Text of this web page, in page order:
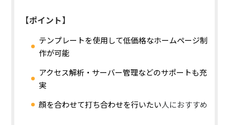
【ポイント】
テンプレートを使用して低価格なホームページ制
作が可能
アクセス解析・サーバー管理などのサポートも充
実
顔を合わせて打ち合わせを行いたい人におすすめ